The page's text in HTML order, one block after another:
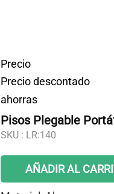
Precio
Precio descontado
ahorras
Pisos Plegable
SKU : LR:140
AÑADIR AL